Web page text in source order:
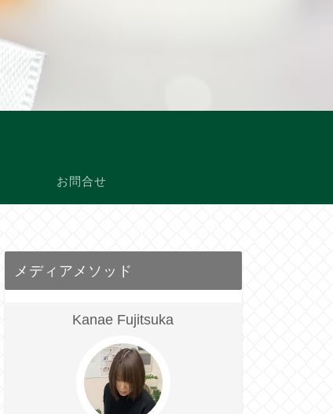
お問合せ
メディアメソッド
Kanae Fujitsuka